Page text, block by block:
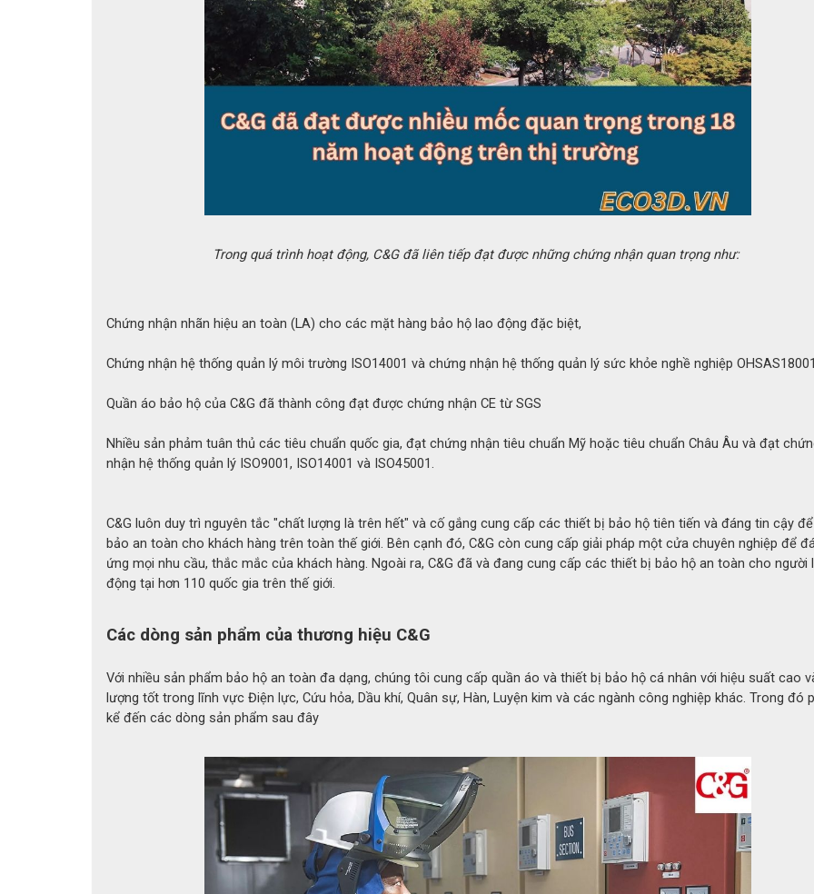
Thông tin kỹ thuật chi tiết sản phẩm
Găng tay C&G sở hữu nhiều đặc điểm nổi bật, giúp nó trở thành công cụ bảo hộ đáng tin cậy:
- Khả năng chịu nhiệt vượt trội: Có thể chịu nhiệt độ 350 C trong thời gian ngắn (khoảng 5 phút), phù
- Độ bền cao:Sợi aramid tăng cường khả năng chống mài mòn và chống cắt, trong khi lớp silicone bảo
tia lửa và cải thiện độ bám.
- Thiết kế tiện lợi: Với chiều dài 26cm, găng tay bảo vệ không chỉ bàn tay mà còn cả cổ tay và một phần
dài.
- Tiêu chuẩn an toàn:Đạt chứng nhận EN407, đảm bảo găng tay vượt qua các bài kiểm tra chống
nhiệt, và bảo vệ trước tia lửa, mang lại sự yên tâm cho người lao động.
Trong quá trình hoạt động, C&G đã liên tiếp đạt được những chứng nhận quan trọng như:
Chứng nhận nhãn hiệu an toàn (LA) cho các mặt hàng bảo hộ lao động đặc biệt,
Chứng nhận hệ thống quản lý môi trường ISO14001 và chứng nhận hệ thống quản lý sức khỏe nghề nghiệp OHSAS18001
Quần áo bảo hộ của C&G đã thành công đạt được chứng nhận CE từ SGS
Nhiều sản phảm tuân thủ các tiêu chuẩn quốc gia, đạt chứng nhận tiêu chuẩn Mỹ hoặc tiêu chuẩn Châu Âu và đạt
nhận hệ thống quản lý ISO9001, ISO14001 và ISO45001.
C&G luôn duy trì nguyên tắc "chất lượng là trên hết" và cố gắng cung cấp các thiết bị bảo hộ tiên tiến và đáng tin cậy
bảo an toàn cho khách hàng trên toàn thế giới. Bên cạnh đó, C&G còn cung cấp giải pháp một cửa chuyên nghiệp để
ứng mọi nhu cầu, thắc mắc của khách hàng. Ngoài ra, C&G đã và đang cung cấp các thiết bị bảo hộ an toàn cho người
động tại hơn 110 quốc gia trên thế giới.
Các dòng sản phẩm của thương hiệu C&G
Với nhiều sản phẩm bảo hộ an toàn đa dạng, chúng tôi cung cấp quần áo và thiết bị bảo hộ cá nhân với hiệu suất cao
lượng tốt trong lĩnh vực Điện lực, Cứu hỏa, Dầu khí, Quân sự, Hàn, Luyện kim và các ngành công nghiệp khác. Trong đó
kể đến các dòng sản phẩm sau đây